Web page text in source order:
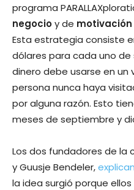
programa
negocioy de motivación
Esta estrategia consiste
dólares para cada uno de
dinero debe usarse en un
persona nunca haya
por alguna razón. Esto
meses de septiembre y
Los dos fundadores de la
y Guusje Bendeler,
la idea surgió porque